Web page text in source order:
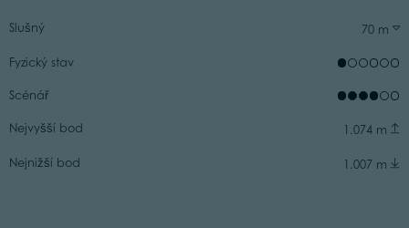
Slušný 70 m
Fyzický stav
Scénář
Nejvyšší bod 1.074 m
Nejnižší bod 1.007 m